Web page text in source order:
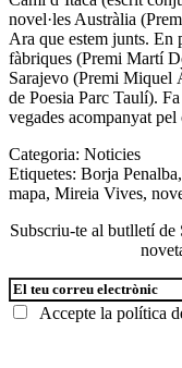
novel·les Austràlia
Ara que estem junts. En
fàbriques (Premi Martí
Sarajevo (Premi Miquel
de Poesia Parc Taulí).
vegades acompanyat
Categoria: Noticies
Etiquetes: Borja Penalba,
mapa, Mireia Vives,
Subscriu-te al butlletí
Accepte la política